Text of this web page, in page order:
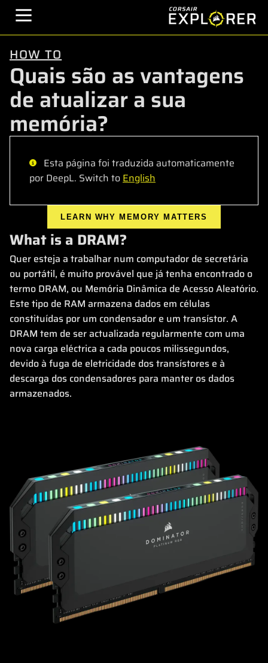
HOW TO
Quais são as vantagens
de atualizar a sua
memória?
Esta página foi traduzida automaticamente
por DeepL. Switch toEnglish
LEARN WHY MEMORY MATTERS
What is a DRAM?
Quer esteja a trabalhar num computador de secretária
ou portátil, é muito provável que já tenha encontrado o
termo DRAM, ou Memória Dinâmica de Acesso Aleatório.
Este tipo de RAM armazena dados em células
constituídas por um condensador e um transístor. A
DRAM tem de ser actualizada regularmente com uma
nova carga eléctrica a cada poucos milissegundos,
devido à fuga de eletricidade dos transístores e à
descarga dos condensadores para manter os dados
armazenados.